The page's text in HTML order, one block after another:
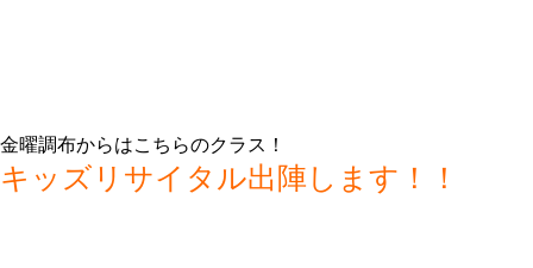
金曜調布からはこちらのクラス！
キッズリサイタル出陣します！！